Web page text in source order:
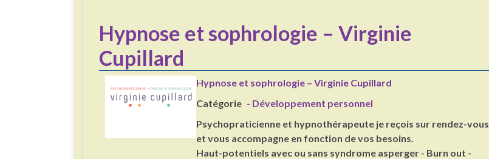
Hypnose et sophrologie – Virginie
Cupillard
Hypnose et sophrologie – Virginie Cupillard
Catégorie - Développement personnel
Psychopraticienne et hypnothérapeute je reçois sur rendez-vous
et vous accompagne en fonction de vos besoins.
Haut-potentiels avec ou sans syndrome asperger - Burn out -